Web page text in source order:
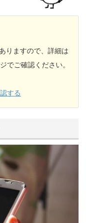
りますので、詳細は
でご確認ください。
する